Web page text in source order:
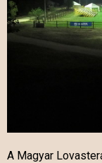
A Magyar